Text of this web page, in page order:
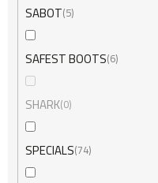
SABOT 5
SAFEST BOOTS 6
SHARK 0
SPECIALS 74